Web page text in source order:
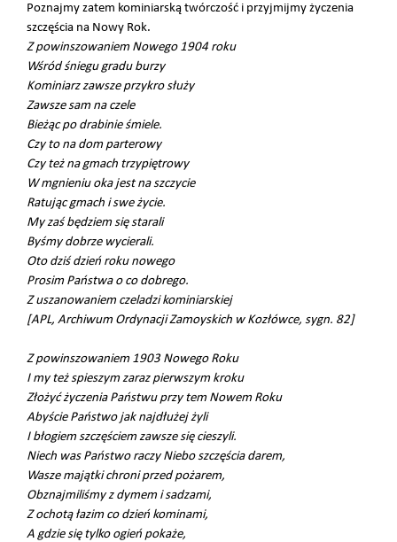
Poznajmy zatem kominiarską twórczość i przyjmijmy życzenia
szczęścia na Nowy Rok.
Z powinszowaniem Nowego 1904 roku
Wśród śniegu gradu burzy
Kominiarz zawsze przykro służy
Zawsze sam na czele
Bieżąc po drabinie śmiele.
Czy to na dom parterowy
Czy też na gmach trzypiętrowy
W mgnieniu oka jest na szczycie
Ratując gmach i swe życie.
My zaś będziem się starali
Byśmy dobrze wycierali.
Oto dziś dzień roku nowego
Prosim Państwa o co dobrego.
Z uszanowaniem czeladzi kominiarskiej
[APL, Archiwum Ordynacji Zamoyskich w Kozłówce, sygn. 82]
Z powinszowaniem 1903 Nowego Roku
I my też spieszym zaraz pierwszym kroku
Złożyć życzenia Państwu przy tem Nowem Roku
Abyście Państwo jak najdłużej żyli
I błogiem szczęściem zawsze się cieszyli.
Niech was Państwo raczy Niebo szczęścia darem,
Wasze majątki chroni przed pożarem,
Obznajmiliśmy z dymem i sadzami,
Z ochotą łazim co dzień kominami,
A gdzie się tylko ogień pokaże,